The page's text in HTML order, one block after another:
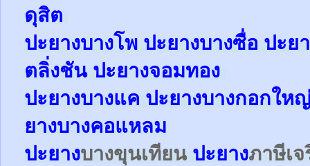
ดุสิต
ปะยางบางโพ ปะยางบางซื่อ ปะย
ตลิ่งชัน ปะยางจอมทอง
ปะยางบางแค ปะยางบางกอกให
ยางบางคอแหลม
ปะยางบางขุนเทียน ปะยางภาษีเ